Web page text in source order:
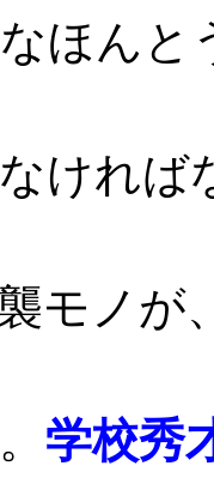
ほんと
ければ
モノが
学校秀